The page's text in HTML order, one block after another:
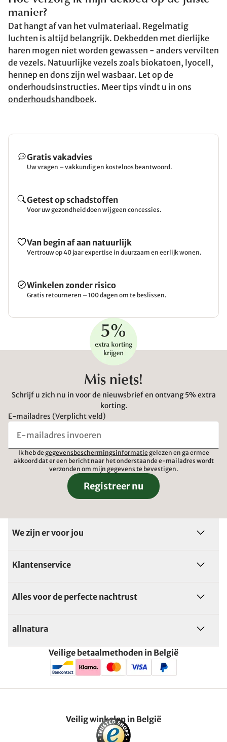
manier?
Dat hangt af van het vulmateriaal. Regelmatig
luchten is altijd belangrijk. Dekbedden met dierlijke
haren mogen niet worden gewassen - anders vervilten
de vezels. Natuurlijke vezels zoals biokatoen, lyocell,
hennep en dons zijn wel wasbaar. Let op de
onderhoudsinstructies. Meer tips vindt u in ons
onderhoudshandboek.
Gratis vakadvies
Uw vragen – vakkundig en kosteloos beantwoord.
Getest op schadstoffen
Voor uw gezondheid doen wij geen concessies.
Van begin af aan natuurlijk
Vertrouw op 40 jaar expertise in duurzaam en eerlijk wonen.
Winkelen zonder risico
Gratis retourneren – 100 dagen om te beslissen.
Mis niets!
Schrijf u zich nu in voor de nieuwsbrief en ontvang 5% extra
korting.
E-mailadres (Verplicht veld)
Ik heb de gegevensbeschermingsinformatie gelezen en ga ermee
akkoord dat er een bericht naar het onderstaande e-mailadres wordt
verzonden om mijn gegevens te bevestigen.
Registreer nu
We zijn er voor jou
Klantenservice
Alles voor de perfecte nachtrust
allnatura
Veilige betaalmethoden in België
Veilig winkelen in België